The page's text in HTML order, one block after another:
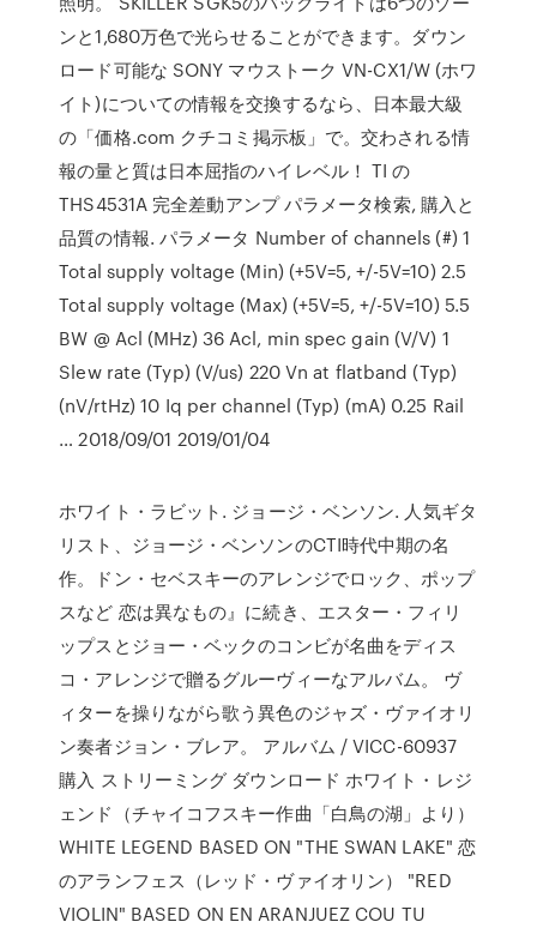
ンと1,680万色で光らせることができます。ダウン
ロード可能な SONY マウストーク VN-CX1/W (ホワ
イト)についての情報を交換するなら、日本最大級
の「価格.com クチコミ掲示板」で。交わされる情
報の量と質は日本屈指のハイレベル！ TI の
THS4531A 完全差動アンプ パラメータ検索, 購入と
品質の情報. パラメータ Number of channels (#) 1
Total supply voltage (Min) (+5V=5, +/-5V=10) 2.5
Total supply voltage (Max) (+5V=5, +/-5V=10) 5.5
BW @ Acl (MHz) 36 Acl, min spec gain (V/V) 1
Slew rate (Typ) (V/us) 220 Vn at flatband (Typ)
(nV/rtHz) 10 Iq per channel (Typ) (mA) 0.25 Rail
… 2018/09/01 2019/01/04
ホワイト・ラビット. ジョージ・ベンソン. 人気ギタ
リスト、ジョージ・ベンソンのCTI時代中期の名
作。ドン・セベスキーのアレンジでロック、ポップ
スなど 恋は異なもの』に続き、エスター・フィリ
ップスとジョー・ベックのコンビが名曲をディス
コ・アレンジで贈るグルーヴィーなアルバム。 ヴ
ィターを操りながら歌う異色のジャズ・ヴァイオリ
ン奏者ジョン・ブレア。 アルバム / VICC-60937
購入 ストリーミング ダウンロード ホワイト・レジ
ェンド（チャイコフスキー作曲「白鳥の湖」より）
WHITE LEGEND BASED ON "THE SWAN LAKE" 恋
のアランフェス（レッド・ヴァイオリン） "RED
VIOLIN" BASED ON EN ARANJUEZ COU TU